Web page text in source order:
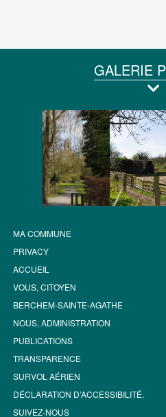
GALERIE
MA COMMUNE
PRIVACY
ACCUEIL
VOUS, CITOYEN
BERCHEM-SAINTE-AGATHE
NOUS, ADMINISTRATION
PUBLICATIONS
TRANSPARENCE
SURVOL AÉRIEN
DÉCLARATION D’ACCESSIBILITÉ.
SUIVEZ-NOUS